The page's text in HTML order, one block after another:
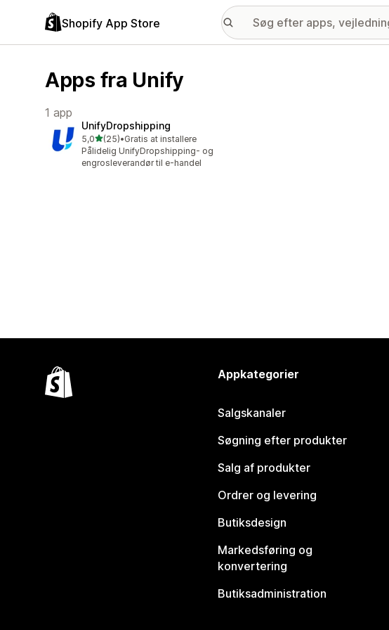
Shopify App Store
Apps fra Unify
1 app
UnifyDropshipping
5,0ud af 5 stjerner
(25)
25 anmeldelser i alt
•Gratis at installere
Pålidelig UnifyDropshipping- og
engrosleverandør til e-handel
Appkategorier
Salgskanaler
Søgning efter produkter
Salg af produkter
Ordrer og levering
Butiksdesign
Markedsføring og
konvertering
Butiksadministration